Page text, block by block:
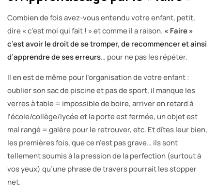
Combien de fois avez-vous entendu votre enfant, petit,
dire « c’est moi qui fait ! » et comme il a raison. « Faire »
c’est avoir le droit de se tromper, de recommencer et ainsi
d’apprendre de ses erreurs… pour ne pas les répéter.
Il en est de même pour l’organisation de votre enfant :
oublier son sac de piscine et pas de sport, il manque les
verres à table = impossible de boire, arriver en retard à
l’école/collège/lycée et la porte est fermée, un objet est
mal rangé = galère pour le retrouver, etc. Et dîtes leur bien,
les premières fois, que ce n’est pas grave… ils sont
tellement soumis à la pression de la perfection (surtout à
vos yeux) qu’une phrase de travers pourrait les stopper
net.